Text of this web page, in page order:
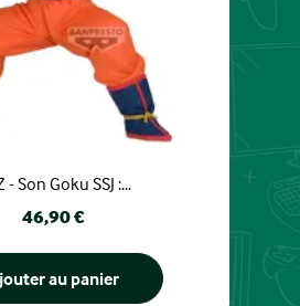
- Son Goku SSJ :...
Prix
46,90 €
au panier